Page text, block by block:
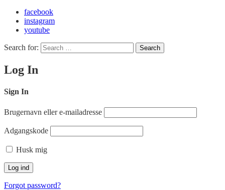
facebook
instagram
youtube
Search for: Search
Log In
Sign In
Brugernavn eller e-mailadresse
Adgangskode
Husk mig
Forgot password?